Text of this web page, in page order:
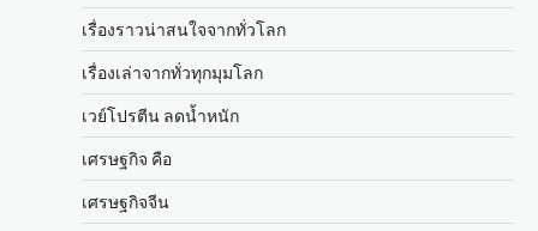
เรื่องราวน่าสนใจจากทั่วโลก
เรื่องเล่าจากทั่วทุกมุมโลก
เวย์โปรตีน ลดน้ำหนัก
เศรษฐกิจ คือ
เศรษฐกิจจีน